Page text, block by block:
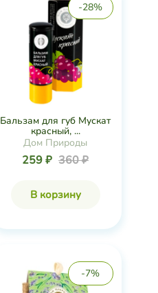
-28%
Бальзам для губ Мускат
красный, ...
Дом Природы
259 ₽ 360 ₽
В корзину
-7%